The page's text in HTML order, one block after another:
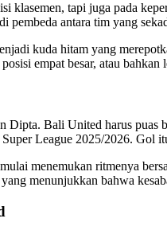
klasemen, tapi juga pada
antara tim yang
kuda hitam yang
empat besar, atau bahkan
Bali United harus
League 2025/2026. Gol
menemukan ritmenya
menunjukkan bahwa